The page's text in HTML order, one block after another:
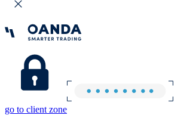
go to client zone